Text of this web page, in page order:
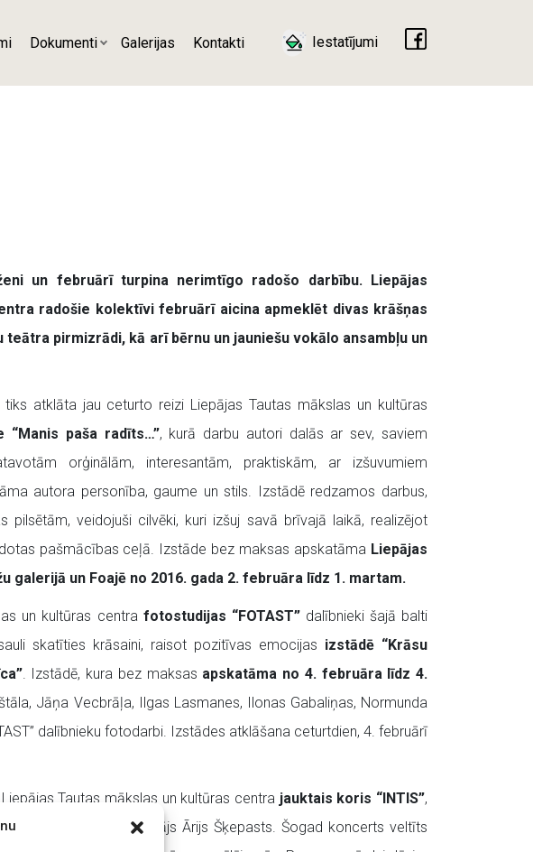
Dokumenti Galerijas Kontakti Iestatījumi
un februārī turpina nerimtīgo radošo darbību. Liepājas
radošie kolektīvi februārī aicina apmeklēt divas krāšņas
pirmizrādi, kā arī bērnu un jauniešu vokālo ansambļu un
atklāta jau ceturto reizi Liepājas Tautas mākslas un kultūras
“Manis paša radīts…”, kurā darbu autori dalās ar sev, saviem
orģinālām, interesantām, praktiskām, ar izšuvumiem
autora personība, gaume un stils. Izstādē redzamos darbus,
pilsētām, veidojuši cilvēki, kuri izšuj savā brīvajā laikā, realizējot
pašmācības ceļā. Izstāde bez maksas apskatāma Liepājas
galerijā un Foajē no 2016. gada 2. februāra līdz 1. martam.
un kultūras centra fotostudijas “FOTAST”dalībnieki šajā balti
skatīties krāsaini, raisot pozitīvas emocijas izstādē “Krāsu
. Izstādē, kura bez maksas apskatāma no 4. februāra līdz 4.
Jāņa Vecbrāļa, Ilgas Lasmanes, Ilonas Gabaliņas, Normunda
dalībnieku fotodarbi. Izstādes atklāšana ceturtdien, 4. februārī
Liepājas Tautas mākslas un kultūras centra jauktais koris “INTIS”,
, mākslinieciskais vadītājs Ārijs Šķepasts. Šogad koncerts veltīts